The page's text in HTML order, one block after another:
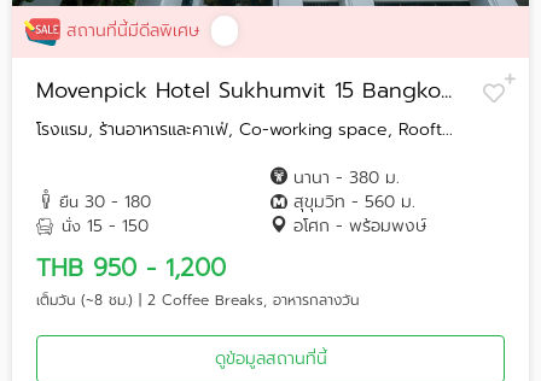
สถานที่นี้มีดีลพิเศษ
Movenpick Hotel Sukhumvit 15 Bangko...
โรงแรม, ร้านอาหารและคาเฟ่, Co-working space, Rooft...
ยืน 30 - 180
นั่ง 15 - 150
นานา - 380 ม.
สุขุมวิท - 560 ม.
อโศก - พร้อมพงษ์
THB 950 - 1,200
เต็มวัน (~8 ชม.) | 2 Coffee Breaks, อาหารกลางวัน
ดูข้อมูลสถานที่นี้